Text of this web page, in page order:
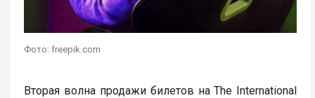
Фото: freepik.com
Вторая волна продажи билетов на The International